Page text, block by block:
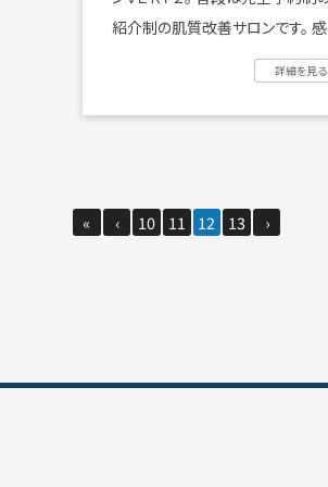
紹介制の肌質改善サロンです。 感謝
詳細を見る
« ‹ 10 11 12 13 ›